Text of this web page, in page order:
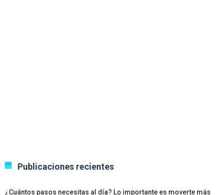
Publicaciones recientes
¿Cuántos pasos necesitas al día? Lo importante es moverte más